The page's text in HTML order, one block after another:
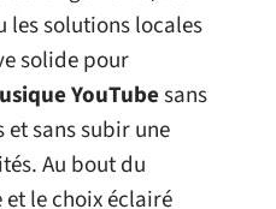
les solutions locales
solide pour
YouTubesans
sans subir une
Au bout du
le choix éclairé